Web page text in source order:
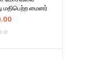
மதிபெற்ற மைனர்